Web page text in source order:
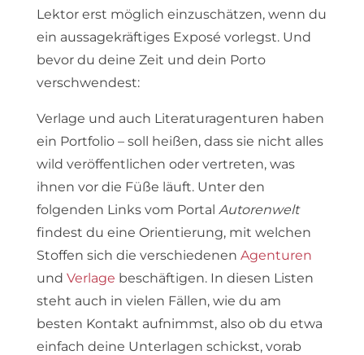
Lektor erst möglich einzuschätzen, wenn du
ein aussagekräftiges Exposé vorlegst. Und
bevor du deine Zeit und dein Porto
verschwendest:
Verlage und auch Literaturagenturen haben
ein Portfolio – soll heißen, dass sie nicht alles
wild veröffentlichen oder vertreten, was
ihnen vor die Füße läuft. Unter den
folgenden Links vom Portal Autorenwelt
findest du eine Orientierung, mit welchen
Stoffen sich die verschiedenen Agenturen
und Verlage beschäftigen. In diesen Listen
steht auch in vielen Fällen, wie du am
besten Kontakt aufnimmst, also ob du etwa
einfach deine Unterlagen schickst, vorab